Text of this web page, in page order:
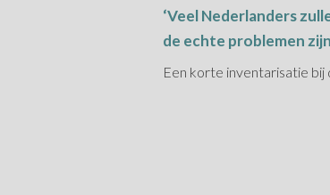
‘Veel Nederlanders
de echte problemen
Een korte inventarisatie bij